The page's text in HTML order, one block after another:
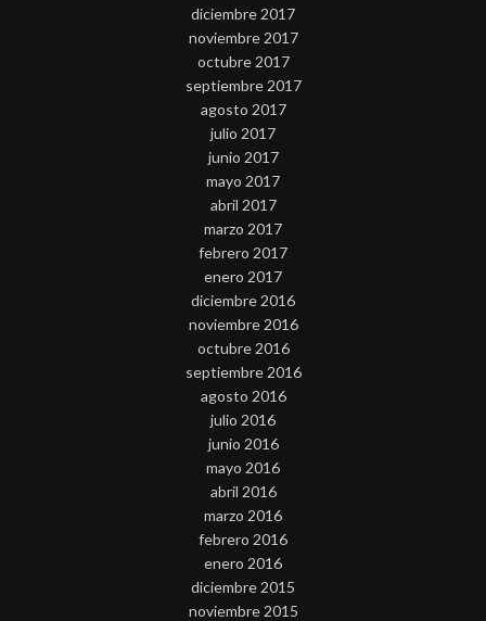
diciembre 2017
noviembre 2017
octubre 2017
septiembre 2017
agosto 2017
julio 2017
junio 2017
mayo 2017
abril 2017
marzo 2017
febrero 2017
enero 2017
diciembre 2016
noviembre 2016
octubre 2016
septiembre 2016
agosto 2016
julio 2016
junio 2016
mayo 2016
abril 2016
marzo 2016
febrero 2016
enero 2016
diciembre 2015
noviembre 2015